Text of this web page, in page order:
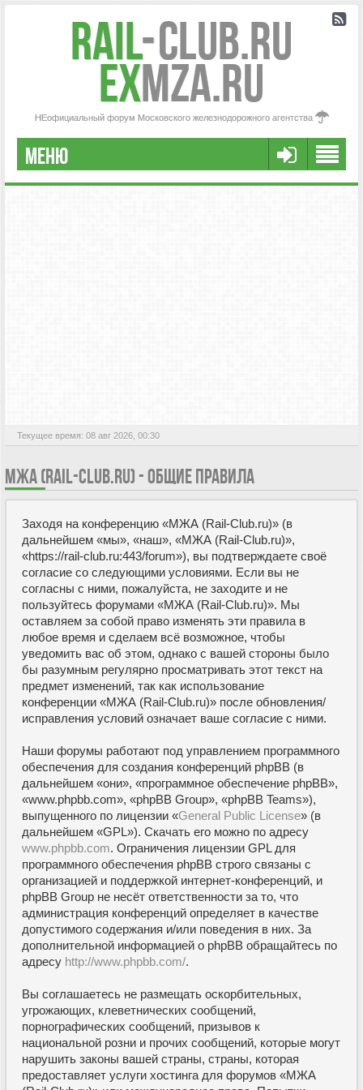
Rail-Club.RU
exMZA.RU
НЕофициальный форум Московского железнодорожного агентства
МЕНЮ
РЕГИСТРАЦИЯ
Текущее время: 08 авг 2026, 00:30
МЖА (RAIL-CLUB.RU) - ОБЩИЕ ПРАВИЛА
Заходя на конференцию «МЖА (Rail-Club.ru)» (в
дальнейшем «мы», «наш», «МЖА (Rail-Club.ru)»,
«https://rail-club.ru:443/forum»), вы подтверждаете своё
согласие со следующими условиями. Если вы не
согласны с ними, пожалуйста, не заходите и не
пользуйтесь форумами «МЖА (Rail-Club.ru)». Мы
оставляем за собой право изменять эти правила в
любое время и сделаем всё возможное, чтобы
уведомить вас об этом, однако с вашей стороны было
бы разумным регулярно просматривать этот текст на
предмет изменений, так как использование
конференции «МЖА (Rail-Club.ru)» после обновления/
исправления условий означает ваше согласие с ними.
Наши форумы работают под управлением программного
обеспечения для создания конференций phpBB (в
дальнейшем «они», «программное обеспечение phpBB»,
«www.phpbb.com», «phpBB Group», «phpBB Teams»),
выпущенного по лицензии «General Public License» (в
дальнейшем «GPL»). Скачать его можно по адресу
www.phpbb.com. Ограничения лицензии GPL для
программного обеспечения phpBB строго связаны с
организацией и поддержкой интернет-конференций, и
phpBB Group не несёт ответственности за то, что
администрация конференций определяет в качестве
допустимого содержания и/или поведения в них. За
дополнительной информацией о phpBB обращайтесь по
адресу http://www.phpbb.com/.
Вы соглашаетесь не размещать оскорбительных,
угрожающих, клеветнических сообщений,
порнографических сообщений, призывов к
национальной розни и прочих сообщений, которые могут
нарушить законы вашей страны, страны, которая
предоставляет услуги хостинга для форумов «МЖА